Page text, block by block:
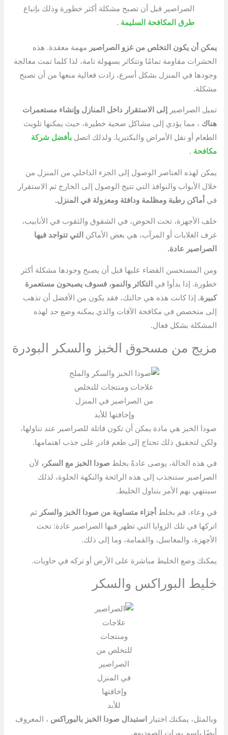
الصراصير قبل أن تصبح مشكلة أكثر خطورة وذلك بإتباع
طرق المكافحة السليمة .
يمكن أن يكون التخلص من غزو الصراصير مهمة معقدة. هذه
الحشرات مقاومة تمامًا وتتكاثر بسهولة تامة، لذا كلما تمت معالجة
وجودها في المنزل بشكل أسرع، زادت فعالية منعها من أن تصبح
مشكلة.
تميل الصراصير
إلى الاستقرار داخل المنازل وإنشاء مستعمرات
هناك ، مما يؤدي إلى مشاكل صحية خطيرة، حيث يمكنها تلويث
الطعام أو نقل الأمراض والبكتيريا. ولذلك اتصلبأفضل شركة
مكافحة .
يمكن لهذه العناصر الوصول إلى الجزء الداخلي من المنزل من
خلال الأبواب والنوافذ التي تتيح الوصول إلى الخارج ثم الاستقرار
في أماكن رطبة ومظلمة ودافئة ومعزولة في المنزل.
خلف الأجهزة، تحت الحوض، في الشقوق والثقوب في الأنابيب،
غرف الغلايات أو المرآب، هي بعض الأماكن
التي تتواجد فيها
الصراصير عادة.
ومن المستحسن القضاء عليها قبل أن يصبح وجودها مشكلة أكثر
خطورة. إذا بدأوا في
التكاثر والنمو، فسوف يصبحون مستعمرة
كبيرة.
إذا كانت هذه هي حالتك، فقد يكون من الأفضل أن تذهب
إلى متخصص في مكافحة الآفات والذي يمكنه وضع حد لهذه
المشكلة بشكل فعال.
مزيج من مسحوق الخبز والسكر البودرة
علاجات ومنتجات للتخلص
من الصراصير في المنزل
وإخافتها للأبد
صودا الخبز هي مادة يمكن أن تكون قاتلة للصراصير عند تناولها،
ولكن لتحقيق ذلك تحتاج إلى طعم قادر على جذب اهتمامها.
في هذه الحالة، يوصى عادةً بخلط صودا الخبز مع السكر، لأن
الصراصير ستنجذب إلى هذه الرائحة والنكهة الحلوة، لذلك
سينتهي بهم الأمر بتناول الخليط.
في وعاء، قم بخلط أجزاء متساوية من صودا الخبز والسكر ثم
اتركها في تلك الزوايا التي تظهر فيها الصراصير عادة: تحت
الأجهزة، والمغاسل، والقمامة، وما إلى ذلك.
يمكنك وضع الخليط مباشرة على الأرض أو تركه في حاويات.
خليط البوراكس والسكر
علاجات
ومنتجات
للتخلص من
الصراصير
في المنزل
وإخافتها
للأبد
وبالمثل، يمكنك اختيار
استبدال صودا الخبز بالبوراكس ، المعروف
أيضًا باسم بورات الصوديوم.